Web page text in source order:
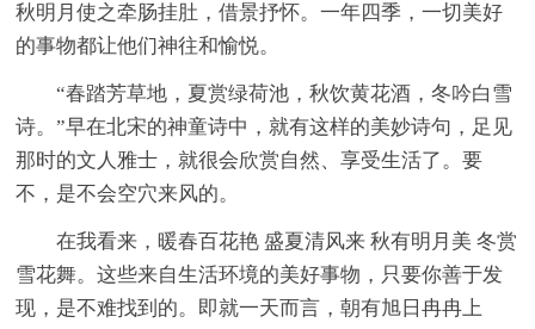
秋明月使之牵肠挂肚，借景抒怀。一年四季，一切美好
的事物都让他们神往和愉悦。
“春踏芳草地，夏赏绿荷池，秋饮黄花酒，冬吟白雪
诗。”早在北宋的神童诗中，就有这样的美妙诗句，足见
那时的文人雅士，就很会欣赏自然、享受生活了。要
不，是不会空穴来风的。
在我看来，暖春百花艳 盛夏清风来 秋有明月美 冬赏
雪花舞。这些来自生活环境的美好事物，只要你善于发
现，是不难找到的。即就一天而言，朝有旭日冉冉上